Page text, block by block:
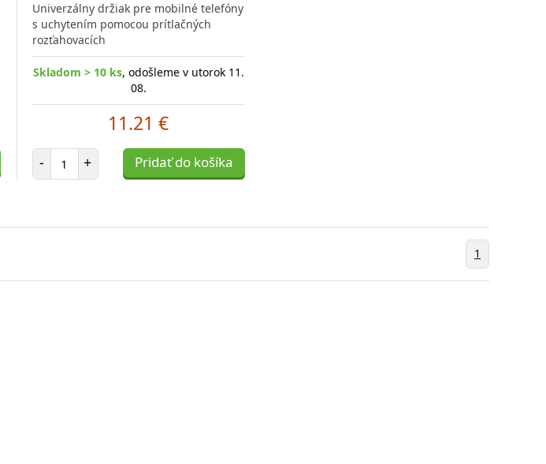
Univerzálny držiak pre mobilné telefóny
s uchytením pomocou prítlačných
rozťahovacích
Skladom > 10 ks, odošleme v utorok 11.
08.
11.21 €
- Počet položiek
+ Pridať do košíka
1